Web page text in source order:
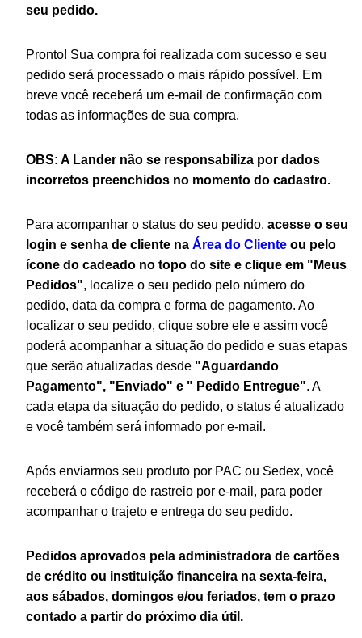
seu pedido.
Pronto! Sua compra foi realizada com sucesso e seu
pedido será processado o mais rápido possível. Em
breve você receberá um e-mail de confirmação com
todas as informações de sua compra.
OBS: A Lander não se responsabiliza por dados
incorretos preenchidos no momento do cadastro.
Para acompanhar o status do seu pedido, acesse o seu
login e senha de cliente na Área do Cliente ou pelo
ícone do cadeado no topo do site e clique em "Meus
Pedidos", localize o seu pedido pelo número do
pedido, data da compra e forma de pagamento. Ao
localizar o seu pedido, clique sobre ele e assim você
poderá acompanhar a situação do pedido e suas etapas
que serão atualizadas desde "Aguardando
Pagamento", "Enviado" e " Pedido Entregue". A
cada etapa da situação do pedido, o status é atualizado
e você também será informado por e-mail.
Após enviarmos seu produto por PAC ou Sedex, você
receberá o código de rastreio por e-mail, para poder
acompanhar o trajeto e entrega do seu pedido.
Pedidos aprovados pela administradora de cartões
de crédito ou instituição financeira na sexta-feira,
aos sábados, domingos e/ou feriados, tem o prazo
contado a partir do próximo dia útil.